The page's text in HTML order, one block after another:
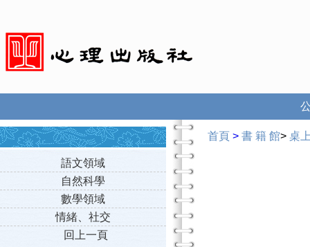
語文領域
自然科學
數學領域
情緒、社交
回上一頁
首頁 > 書 籍 館> 桌